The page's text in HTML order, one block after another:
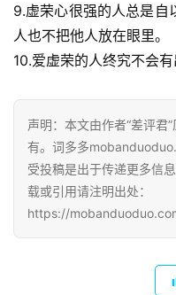
9.虚荣心很强的人总是自
人也不把他人放在眼里。
10.爱虚荣的人终究不会有
声明：本文由作者“差评君
有。词多多
受投稿是出于传递更多信
载或引用请注明出处：
https://